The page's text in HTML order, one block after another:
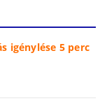
igénylése 5 perc